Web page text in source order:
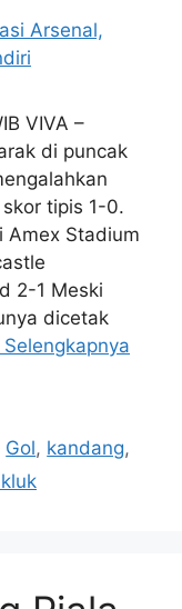
VIVA –
di puncak
tipis 1-0.
Amex Stadium
2-1 Meski
dicetak
Selengkapnya
Gol, kandang,